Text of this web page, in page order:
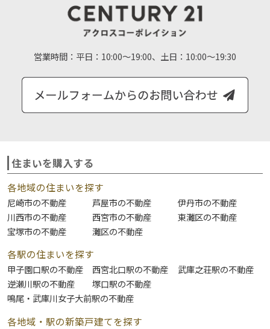
営業時間： 平日：10:00～19:00、土日：10:00～19:30
住まいを購入する
各地域の住まいを探す
尼崎市の不動産 芦屋市の不動産
伊丹市の不動産
川西市の不動産
西宮市の不動産
東灘区の不動産
宝塚市の不動産
灘区の不動産
各駅の住まいを探す
甲子園口駅の不動産 西宮北口駅の不動産
武庫之荘駅の不動産
逆瀬川駅の不動産
塚口駅の不動産
鳴尾・武庫川女子大前駅の不動産
各地域・駅の新築戸建てを探す